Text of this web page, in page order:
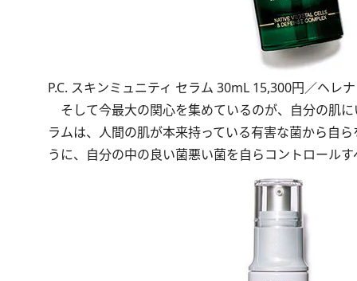
P.C. スキンミュニティ セラム 30mL 15,300円／ヘレ
そして今最大の関心を集めているのが、自分の肌
ラムは、人間の肌が本来持っている有害な菌から自
うに、自分の中の良い菌悪い菌を自らコントロールす